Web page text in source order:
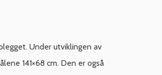
Under utviklingen av
141×68 cm. Den er også